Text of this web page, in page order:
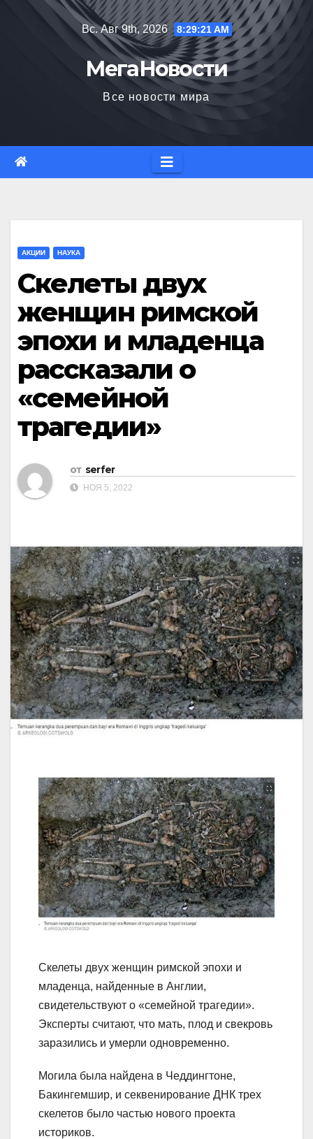
Вс. Авг 9th, 2026 8:29:22 AM
МегаНовости
Все новости мира
АКЦИИ НАУКА
Скелеты двух
женщин римской
эпохи и младенца
рассказали о
«семейной
трагедии»
от serfer
НОЯ 5, 2022
Скелеты двух женщин римской эпохи и
младенца, найденные в Англии,
свидетельствуют о «семейной трагедии».
Эксперты считают, что мать, плод и свекровь
заразились и умерли одновременно.
Могила была найдена в Чеддингтоне,
Бакингемшир, и секвенирование ДНК трех
скелетов было частью нового проекта
историков.